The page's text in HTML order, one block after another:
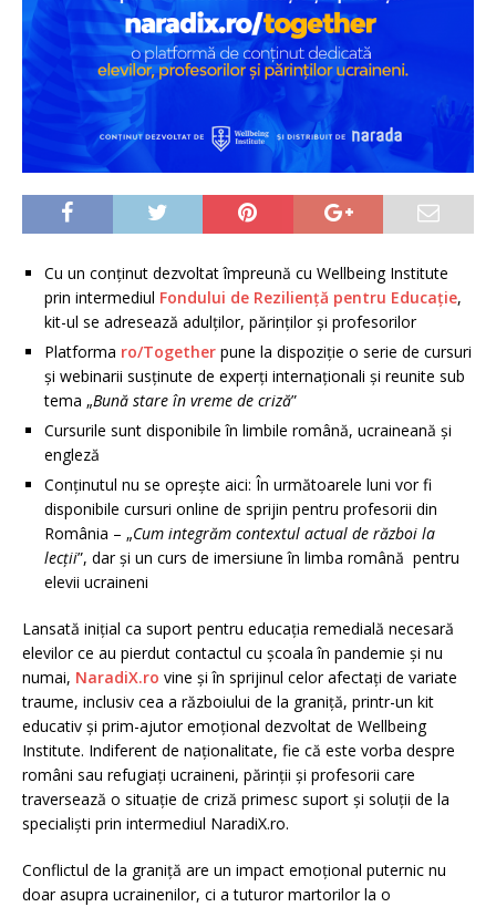
Cu un conținut dezvoltat împreună cu Wellbeing Institute
prin intermediul Fondului de Rezilienţă pentru Educaţie,
kit-ul se adresează adulților, părinților și profesorilor
Platforma ro/Together pune la dispoziție o serie de cursuri
și webinarii susținute de experți internaționali și reunite sub
tema „Bună stare în vreme de criză”
Cursurile sunt disponibile în limbile română, ucraineană și
engleză
Conținutul nu se oprește aici: În următoarele luni vor fi
disponibile cursuri online de sprijin pentru profesorii din
România – „Cum integrăm contextul actual de război la
lecții”, dar și un curs de imersiune în limba română pentru
elevii ucraineni
Lansată iniţial ca suport pentru educaţia remedială necesară
elevilor ce au pierdut contactul cu şcoala în pandemie şi nu
numai, NaradiX.ro vine şi în sprijinul celor afectați de variate
traume, inclusiv cea a războiului de la graniță, printr-un kit
educativ şi prim-ajutor emoțional dezvoltat de Wellbeing
Institute. Indiferent de naționalitate, fie că este vorba despre
români sau refugiați ucraineni, părinții și profesorii care
traversează o situație de criză primesc suport și soluții de la
specialiști prin intermediul NaradiX.ro.
Conflictul de la graniță are un impact emoțional puternic nu
doar asupra ucrainenilor, ci a tuturor martorilor la o